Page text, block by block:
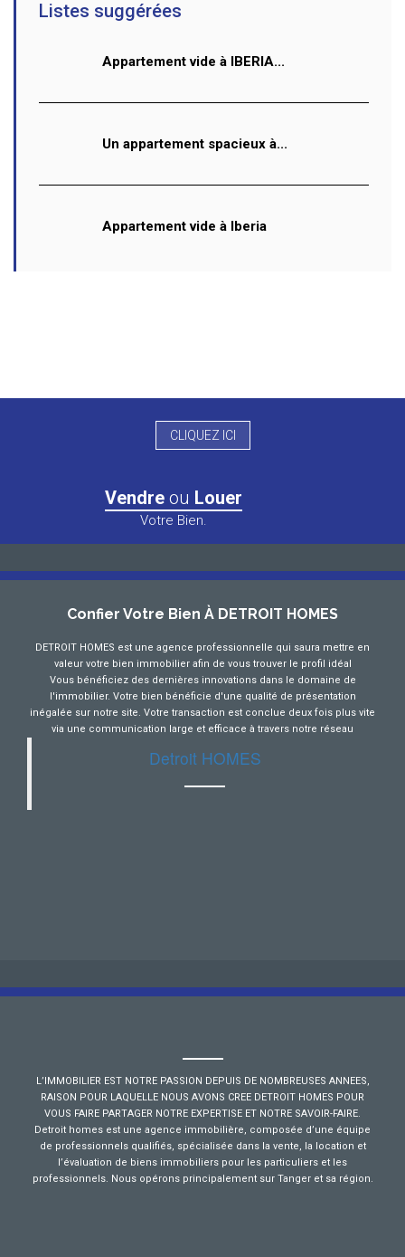
Listes suggérées
Appartement vide à IBERIA...
Un appartement spacieux à...
Appartement vide à Iberia
CLIQUEZ ICI
Vendre ou Louer
Votre Bien.
Confier Votre Bien À DETROIT HOMES
DETROIT HOMES est une agence professionnelle qui saura mettre en
valeur votre bien immobilier afin de vous trouver le profil idéal
Vous bénéficiez des dernières innovations dans le domaine de
l'immobilier. Votre bien bénéficie d'une qualité de présentation
inégalée sur notre site. Votre transaction est conclue deux fois plus vite
via une communication large et efficace à travers notre réseau
Detroit HOMES
L’IMMOBILIER EST NOTRE PASSION DEPUIS DE NOMBREUSES ANNEES,
RAISON POUR LAQUELLE NOUS AVONS CREE DETROIT HOMES POUR
VOUS FAIRE PARTAGER NOTRE EXPERTISE ET NOTRE SAVOIR-FAIRE.
Detroit homes est une agence immobilière, composée d’une équipe
de professionnels qualifiés, spécialisée dans la vente, la location et
l’évaluation de biens immobiliers pour les particuliers et les
professionnels. Nous opérons principalement sur Tanger et sa région.